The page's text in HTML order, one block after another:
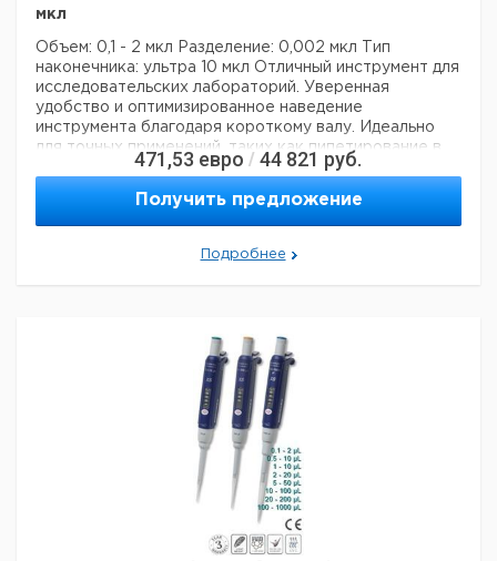
мкл
Объем: 0,1 - 2 мкл Разделение: 0,002 мкл
Тип
наконечника: ультра 10 мкл Отличный инструмент для
исследовательских лабораторий. Уверенная
удобство и оптимизированное наведение
инструмента благодаря короткому валу. Идеально
для точных применений, таких как пипетирование в
микропробирках. Инновационная концепция
уплотнительных колец означает чрезвычайно
бережное пипетирование и снижение усталости рук
во время рабочих процессов. Непревзойденные
рабочие характеристики и долговечность
дозированию.
2 мкл
1
руководство
Данные для перевозки (реальные данные могут
471,53 евро / 44 821 руб.
Получить предложение
Подробнее